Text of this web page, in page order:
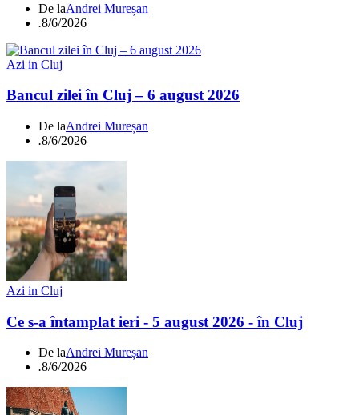
De laAndrei Mureșan
.8/6/2026
Azi in Cluj
Bancul zilei în Cluj – 6 august 2026
De laAndrei Mureșan
.8/6/2026
Azi in Cluj
Ce s-a întamplat ieri - 5 august 2026 - în Cluj
De laAndrei Mureșan
.8/6/2026